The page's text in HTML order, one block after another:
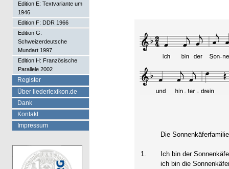
Die Sonnenkäferfamilie
1.
Ich bin der
ich bin die
Edition E: Textvariante um
1946
Edition F: DDR 1966
Edition G:
Schweizerdeutsche
Mundart 1997
Edition H: Französische
Parallele 2002
Register
Über liederlexikon.de
Dank
Kontakt
Impressum